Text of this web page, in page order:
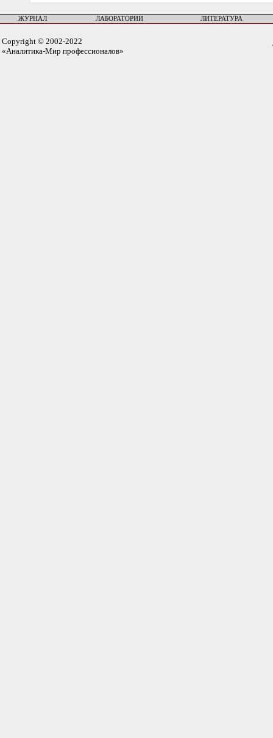
ЖУРНАЛ ЛАБОРАТОРИИ ЛИТЕРАТУРА
Copyright © 2002-2022
«Аналитика-Мир профессионалов»